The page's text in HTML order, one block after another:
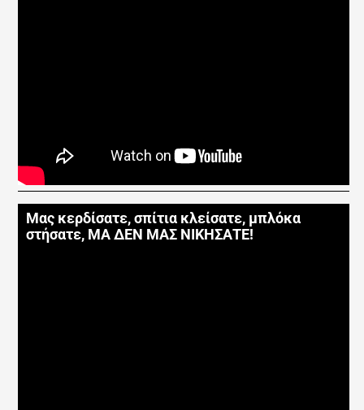
Μας κερδίσατε, σπίτια κλείσατε, μπλόκα
στήσατε, ΜΑ ΔΕΝ ΜΑΣ ΝΙΚΗΣΑΤΕ!